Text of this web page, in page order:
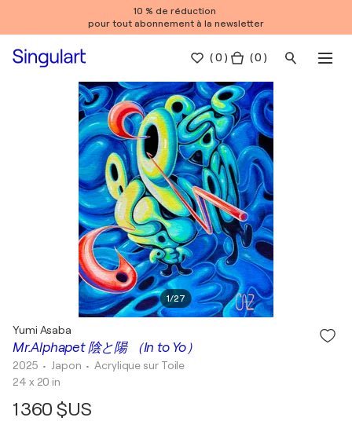
10 % de réduction
pour tout abonnement à la newsletter
(0 ) ( 0 )
1/27
Mr.Alphapet 陰と陽 （In to Yo）
Yumi Asaba
2025 • Japon •Acrylique sur Toile
24 x 20 in
1 360 $US